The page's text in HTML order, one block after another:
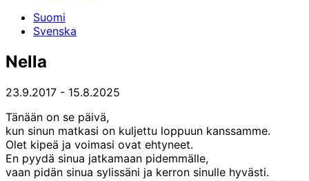
Suomi
Svenska
Nella
23.9.2017 - 15.8.2025
Tänään on se päivä,
kun sinun matkasi on kuljettu loppuun kanssamme.
Olet kipeä ja voimasi ovat ehtyneet.
En pyydä sinua jatkamaan pidemmälle,
vaan pidän sinua sylissäni ja kerron sinulle hyvästi.